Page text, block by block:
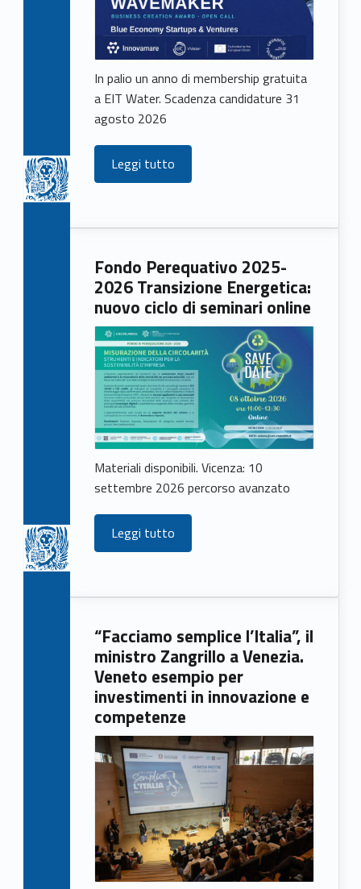
In palio un anno di membership gratuita
a EIT Water. Scadenza candidature 31
agosto 2026
Leggi tutto
Fondo Perequativo 2025-
2026 Transizione Energetica:
nuovo ciclo di seminari online
Materiali disponibili. Vicenza: 10
settembre 2026 percorso avanzato
Leggi tutto
“Facciamo semplice l’Italia”, il
ministro Zangrillo a Venezia.
Veneto esempio per
investimenti in innovazione e
competenze